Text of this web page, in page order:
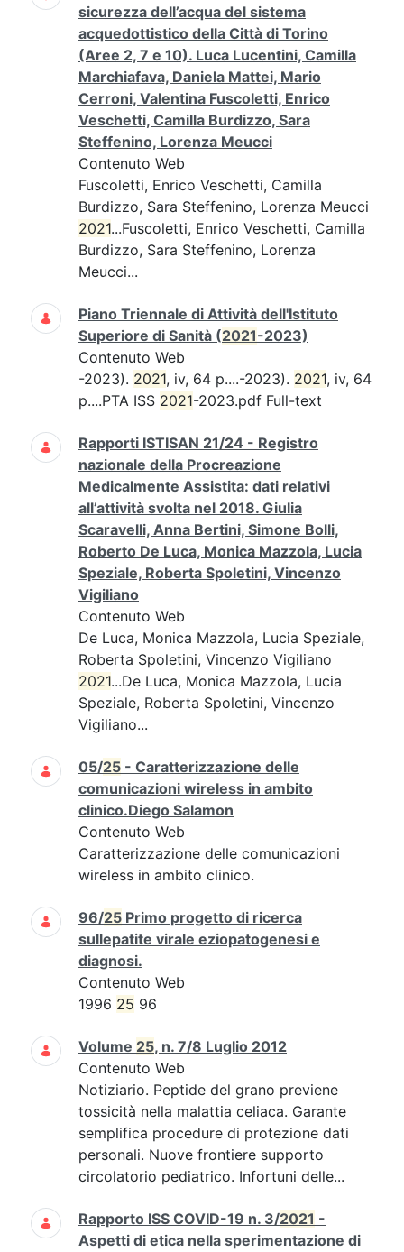
sicurezza dell’acqua del sistema
acquedottistico della Città di Torino
(Aree 2, 7 e 10). Luca Lucentini, Camilla
Marchiafava, Daniela Mattei, Mario
Cerroni, Valentina Fuscoletti, Enrico
Veschetti, Camilla Burdizzo, Sara
Steffenino, Lorenza Meucci
Contenuto Web
Fuscoletti, Enrico Veschetti, Camilla
Burdizzo, Sara Steffenino, Lorenza Meucci
2021...Fuscoletti, Enrico Veschetti, Camilla
Burdizzo, Sara Steffenino, Lorenza
Meucci...
Piano Triennale di Attività dell'Istituto
Superiore di Sanità (2021-2023)
Contenuto Web
-2023). 2021, iv, 64 p....-2023). 2021, iv, 64
p....PTA ISS 2021-2023.pdf Full-text
Rapporti ISTISAN 21/24 - Registro
nazionale della Procreazione
Medicalmente Assistita: dati relativi
all’attività svolta nel 2018. Giulia
Scaravelli, Anna Bertini, Simone Bolli,
Roberto De Luca, Monica Mazzola, Lucia
Speziale, Roberta Spoletini, Vincenzo
Vigiliano
Contenuto Web
De Luca, Monica Mazzola, Lucia Speziale,
Roberta Spoletini, Vincenzo Vigiliano
2021...De Luca, Monica Mazzola, Lucia
Speziale, Roberta Spoletini, Vincenzo
Vigiliano...
05/25 - Caratterizzazione delle
comunicazioni wireless in ambito
clinico.Diego Salamon
Contenuto Web
Caratterizzazione delle comunicazioni
wireless in ambito clinico.
96/25 Primo progetto di ricerca
sullepatite virale eziopatogenesi e
diagnosi.
Contenuto Web
1996 25 96
Volume 25, n. 7/8 Luglio 2012
Contenuto Web
Notiziario. Peptide del grano previene
tossicità nella malattia celiaca. Garante
semplifica procedure di protezione dati
personali. Nuove frontiere supporto
circolatorio pediatrico. Infortuni delle...
Rapporto ISS COVID-19 n. 3/2021 -
Aspetti di etica nella sperimentazione di